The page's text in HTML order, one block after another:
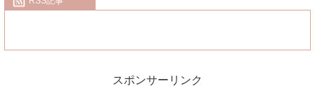
スポンサーリンク